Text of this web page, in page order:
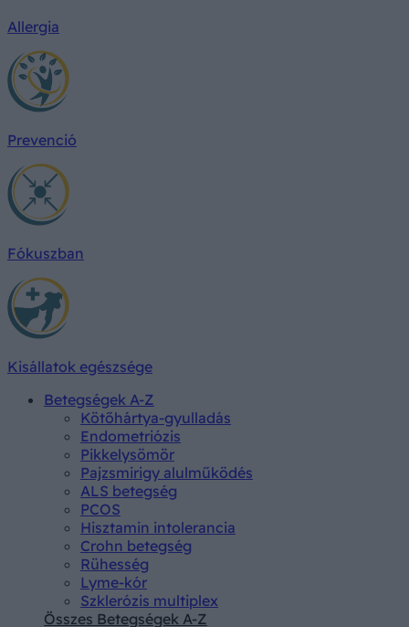
Allergia
Prevenció
Fókuszban
Kisállatok egészsége
Betegségek A-Z
Kötőhártya-gyulladás
Endometriózis
Pikkelysömör
Pajzsmirigy alulműködés
ALS betegség
PCOS
Hisztamin intolerancia
Crohn betegség
Rühesség
Lyme-kór
Szklerózis multiplex
Összes Betegségek A-Z